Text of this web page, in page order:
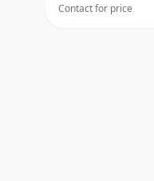
Contact for price